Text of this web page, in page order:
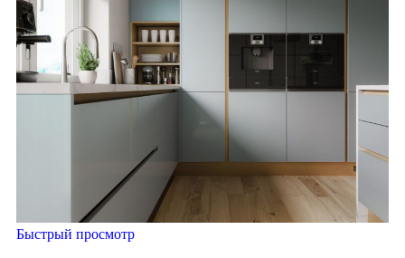
Быстрый просмотр